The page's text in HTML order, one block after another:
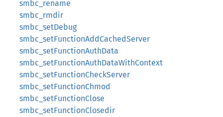
smbc_rename
smbc_rmdir
smbc_setDebug
smbc_setFunctionAddCachedServer
smbc_setFunctionAuthData
smbc_setFunctionAuthDataWithContext
smbc_setFunctionCheckServer
smbc_setFunctionChmod
smbc_setFunctionClose
smbc_setFunctionClosedir